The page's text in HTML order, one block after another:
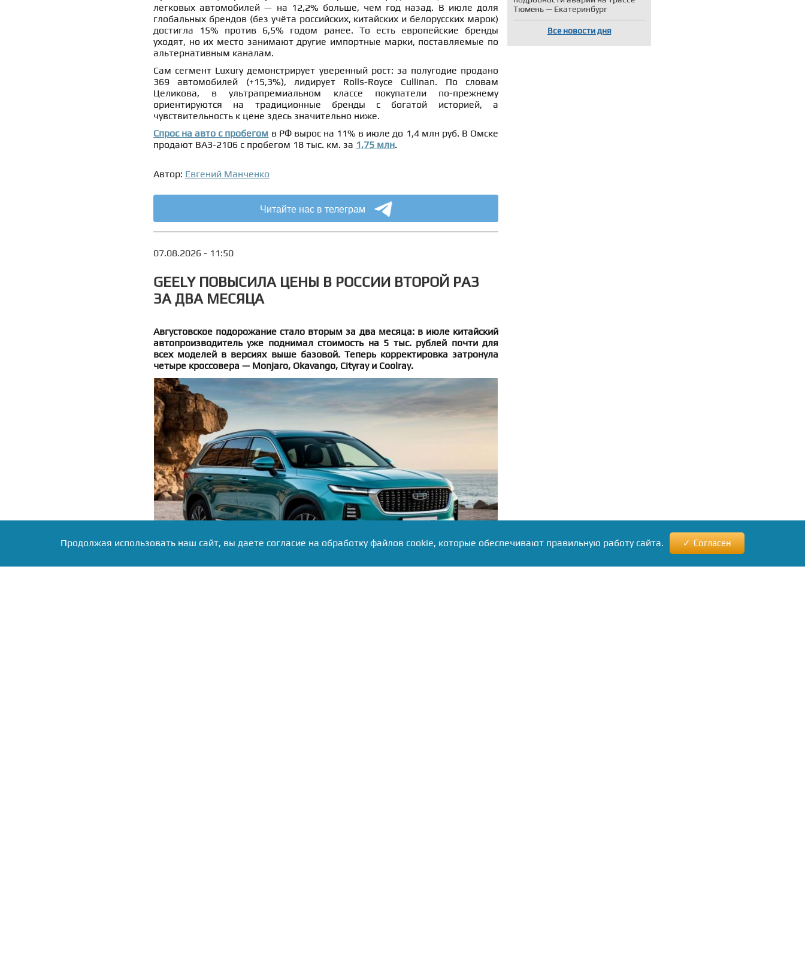
Тюмень — Екатеринбург
Все новости дня
легковых автомобилей — на 12,2% больше, чем год назад. В июле доля
глобальных брендов (без учёта российских, китайских и белорусских марок)
достигла 15% против 6,5% годом ранее. То есть европейские бренды
уходят, но их место занимают другие импортные марки, поставляемые по
альтернативным каналам.
Сам сегмент Luxury демонстрирует уверенный рост: за полугодие продано
369 автомобилей (+15,3%), лидирует Rolls-Royce Cullinan. По словам
Целикова, в ультрапремиальном классе покупатели по-прежнему
ориентируются на традиционные бренды с богатой историей, а
чувствительность к цене здесь значительно ниже.
Спрос на авто с пробегом в РФ вырос на 11% в июле до 1,4 млн руб. В Омске
продают ВАЗ-2106 с пробегом 18 тыс. км. за 1,75 млн.
Автор: Евгений Манченко
Читайте нас в телеграм
07.08.2026 - 11:50
GEELY ПОВЫСИЛА ЦЕНЫ В РОССИИ ВТОРОЙ РАЗ
ЗА ДВА МЕСЯЦА
Августовское подорожание стало вторым за два месяца: в июле китайский
автопроизводитель уже поднимал стоимость на 5 тыс. рублей почти для
всех моделей в версиях выше базовой. Теперь корректировка затронула
четыре кроссовера — Monjaro, Okavango, Cityray и Coolray.
Продолжая использовать наш сайт, вы даете согласие на обработку файлов cookie, которые обеспечивают правильную работу сайта. Согласен